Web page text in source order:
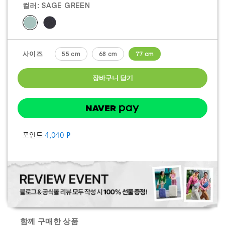
컬러: SAGE GREEN
사이즈 55 cm 68 cm 77 cm
장바구니 담기
포인트4,040 P
함께 구매한 상품